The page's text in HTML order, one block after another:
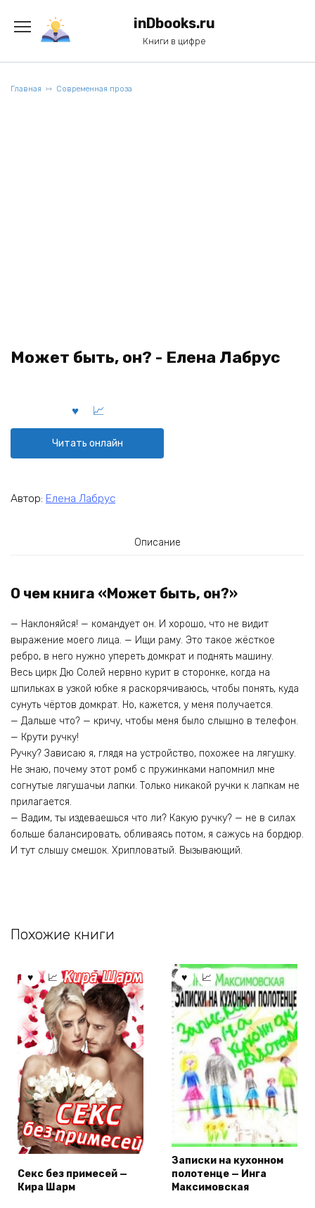
содержанию
inDbooks.ru
Книги в цифре
Главная Современная проза
Может быть, он? - Елена Лабрус
Читать онлайн
Автор: Елена Лабрус
Описание
О чем книга «Может быть, он?»
— Наклоняйся! — командует он. И хорошо, что не видит
выражение моего лица. — Ищи раму. Это такое жёсткое
ребро, в него нужно упереть домкрат и поднять машину.
Весь цирк Дю Солей нервно курит в сторонке, когда на
шпильках в узкой юбке я раскорячиваюсь, чтобы понять, куда
сунуть чёртов домкрат. Но, кажется, у меня получается.
— Дальше что? — кричу, чтобы меня было слышно в телефон.
— Крути ручку!
Ручку? Зависаю я, глядя на устройство, похожее на лягушку.
Не знаю, почему этот ромб с пружинками напомнил мне
согнутые лягушачьи лапки. Только никакой ручки к лапкам не
прилагается.
— Вадим, ты издеваешься что ли? Какую ручку? — не в силах
больше балансировать, обливаясь потом, я сажусь на бордюр.
И тут слышу смешок. Хрипловатый. Вызывающий.
Похожие книги
Секс без примесей —
Кира Шарм
Записки на кухонном
полотенце — Инга
Максимовская